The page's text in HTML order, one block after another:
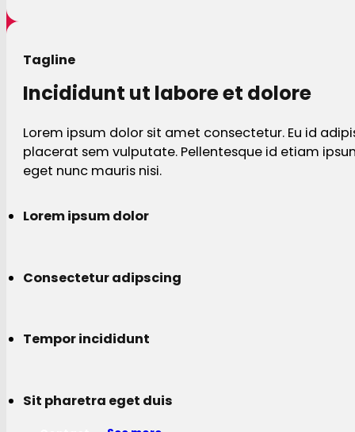
Tagline
Incididunt ut labore et dolore
Lorem ipsum dolor sit amet consectetur. Eu id
placerat sem vulputate. Pellentesque id etiam
eget nunc mauris nisi.
Lorem ipsum dolor
Consectetur adipscing
Tempor incididunt
Sit pharetra eget duis